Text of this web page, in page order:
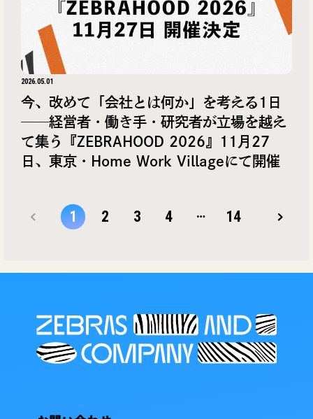
2026.05.01
今、改めて「会社とは何か」を考える1日
──経営者・働き手・研究者が立場を越え
て集う『ZEBRAHOOD 2026』11月27
日、東京・Home Work Villageにて開催
1 2 3 4 … 14